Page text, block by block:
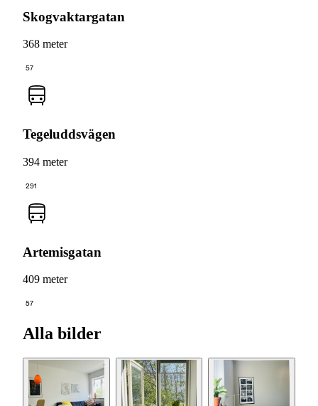
Skogvaktargatan
368 meter
57
Tegeluddsvägen
394 meter
291
Artemisgatan
409 meter
57
Alla bilder